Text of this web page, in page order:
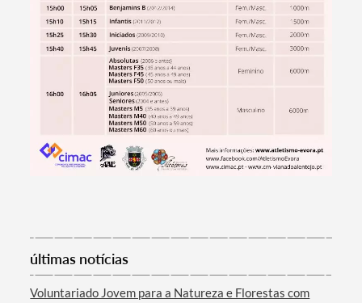
Categorias gerais
últimas notícias
Voluntariado Jovem para a Natureza e Florestas com